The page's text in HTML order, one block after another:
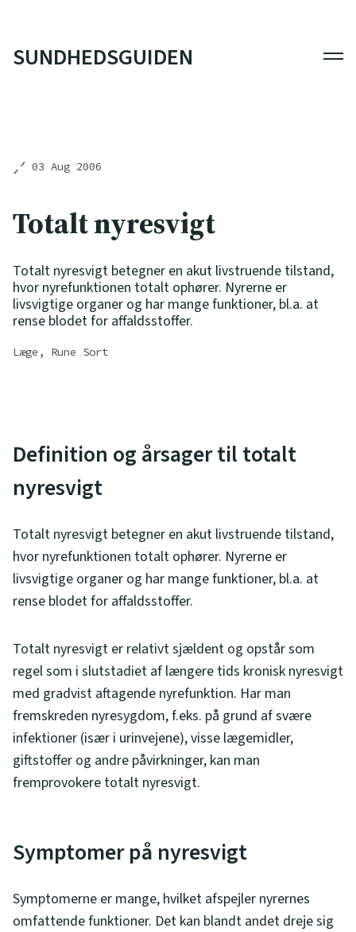
SUNDHEDSGUIDEN
03 Aug 2006
Totalt nyresvigt
Totalt nyresvigt betegner en akut livstruende tilstand,
hvor nyrefunktionen totalt ophører. Nyrerne er
livsvigtige organer og har mange funktioner, bl.a. at
rense blodet for affaldsstoffer.
Læge, Rune Sort
Definition og årsager til totalt
nyresvigt
Totalt nyresvigt betegner en akut livstruende tilstand,
hvor nyrefunktionen totalt ophører. Nyrerne er
livsvigtige organer og har mange funktioner, bl.a. at
rense blodet for affaldsstoffer.
Totalt nyresvigt er relativt sjældent og opstår som
regel som i slutstadiet af længere tids kronisk nyresvigt
med gradvist aftagende nyrefunktion. Har man
fremskreden nyresygdom, f.eks. på grund af svære
infektioner (især i urinvejene), visse lægemidler,
giftstoffer og andre påvirkninger, kan man
fremprovokere totalt nyresvigt.
Symptomer på nyresvigt
Symptomerne er mange, hvilket afspejler nyrernes
omfattende funktioner. Det kan blandt andet dreje sig